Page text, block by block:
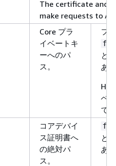
The certificate and
make requests to
Core プラ
イベートキ
ーへのパ
ス。
フ
と
あ
ベ
で
コアデバイ
ス証明書へ
の絶対パ
ス。
と
あ